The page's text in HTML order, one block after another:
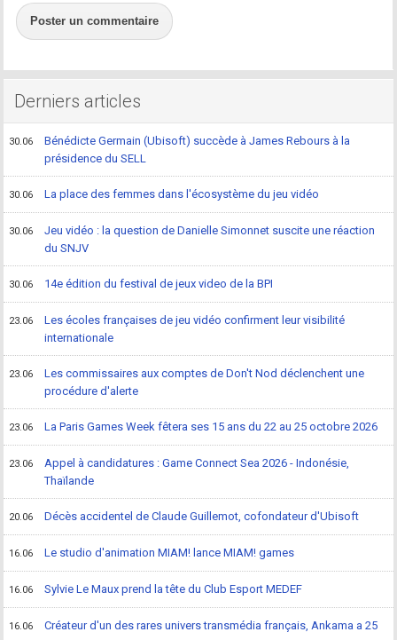
Poster un commentaire
Derniers articles
30.06
Bénédicte Germain (Ubisoft) succède à James Rebours à la
présidence du SELL
30.06 La place des femmes dans l'écosystème du jeu vidéo
30.06
Jeu vidéo : la question de Danielle Simonnet suscite une réaction
du SNJV
30.06 14e édition du festival de jeux video de la BPI
23.06
Les écoles françaises de jeu vidéo confirment leur visibilité
internationale
23.06
Les commissaires aux comptes de Don't Nod déclenchent une
procédure d'alerte
23.06 La Paris Games Week fêtera ses 15 ans du 22 au 25 octobre 2026
23.06
Appel à candidatures : Game Connect Sea 2026 - Indonésie,
Thaïlande
20.06 Décès accidentel de Claude Guillemot, cofondateur d'Ubisoft
16.06 Le studio d'animation MIAM! lance MIAM! games
16.06 Sylvie Le Maux prend la tête du Club Esport MEDEF
16.06
Créateur d'un des rares univers transmédia français, Ankama a 25